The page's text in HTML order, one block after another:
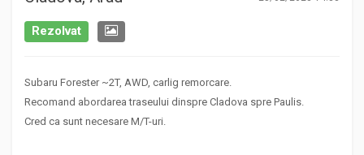
Rezolvat
Subaru Forester ~2T, AWD, carlig remorcare.
Recomand abordarea traseului dinspre Cladova spre Paulis.
Cred ca sunt necesare M/T-uri.